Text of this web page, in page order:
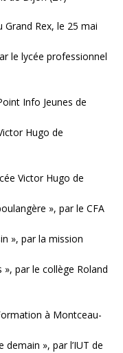
Rex, le 25 mai
le lycée professionnel
Info Jeunes de
Hugo de
Victor Hugo de
», par le CFA
», par la mission
», par le collège Roland
à Montceau-
», par l’IUT de